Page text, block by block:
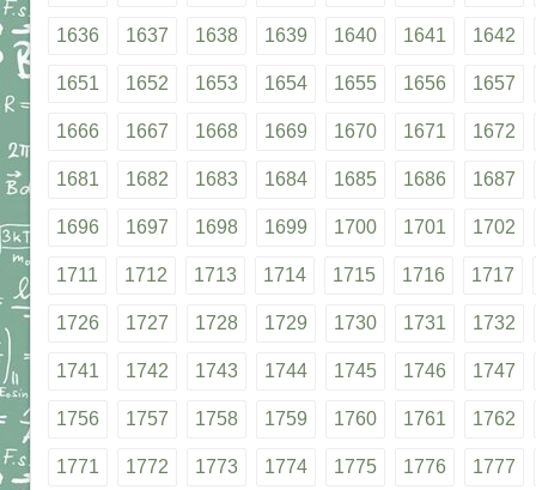
1636 1637 1638 1639 1640 1641 1642
1651 1652 1653 1654 1655 1656 1657
1666 1667 1668 1669 1670 1671 1672
1681 1682 1683 1684 1685 1686 1687
1696 1697 1698 1699 1700 1701 1702
1711 1712 1713 1714 1715 1716 1717
1726 1727 1728 1729 1730 1731 1732
1741 1742 1743 1744 1745 1746 1747
1756 1757 1758 1759 1760 1761 1762
1771 1772 1773 1774 1775 1776 1777